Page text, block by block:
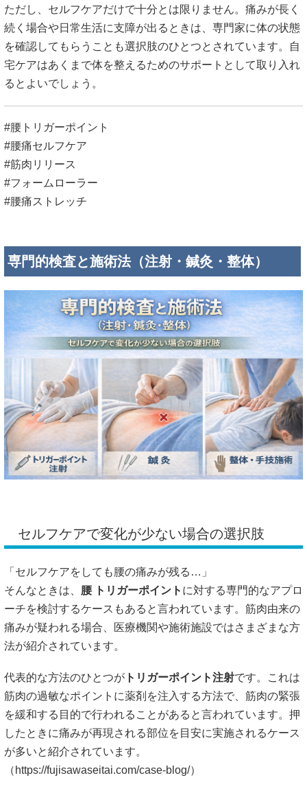
ただし、セルフケアだけで十分とは限りません。痛みが長く
続く場合や日常生活に支障が出るときは、専門家に体の状態
を確認してもらうことも選択肢のひとつとされています。自
宅ケアはあくまで体を整えるためのサポートとして取り入れ
るとよいでしょう。
#腰トリガーポイント
#腰痛セルフケア
#筋肉リリース
#フォームローラー
#腰痛ストレッチ
専門的検査と施術法（注射・鍼灸・整体）
セルフケアで変化が少ない場合の選択肢
「セルフケアをしても腰の痛みが残る…」
そんなときは、 腰 トリガーポイント に対する専門的なアプロ
ーチを検討するケースもあると言われています。筋肉由来の
痛みが疑われる場合、医療機関や施術施設ではさまざまな方
法が紹介されています。
代表的な方法のひとつが トリガーポイント注射です。これは
筋肉の過敏なポイントに薬剤を注入する方法で、筋肉の緊張
を緩和する目的で行われることがあると言われています。押
したときに痛みが再現される部位を目安に実施されるケース
が多いと紹介されています。
（ https://fujisawaseitai.com/case-blog/）